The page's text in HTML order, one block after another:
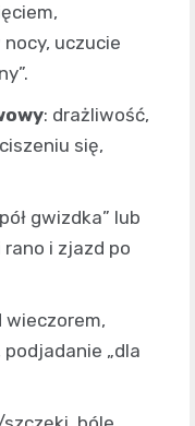
uczucie
: drażliwość,
się,
gwizdka” lub
i zjazd po
wieczorem,
„dla